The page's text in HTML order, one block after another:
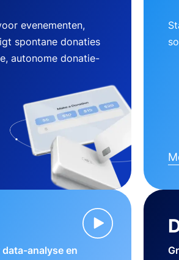
evenementen,
spontane donaties
autonome donatie-
analyse en